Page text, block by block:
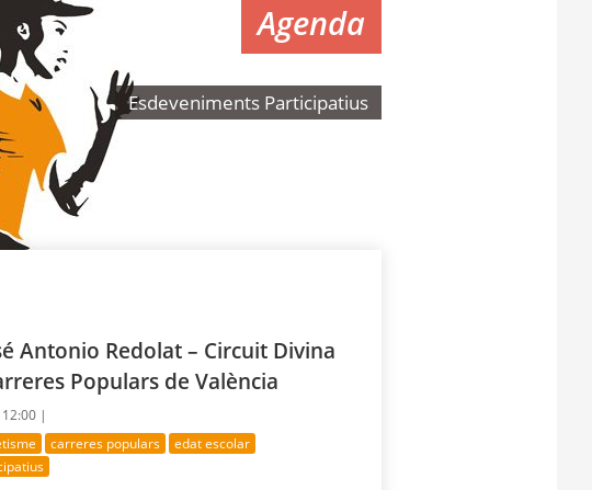
Agenda
Esdeveniments Participatius
Antonio Redolat – Circuit Divina
Populars de València
|
carreres populars
edat escolar